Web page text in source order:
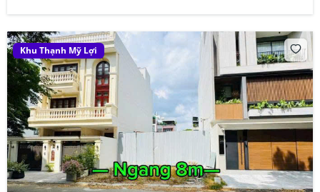
Khu Thạnh Mỹ Lợi